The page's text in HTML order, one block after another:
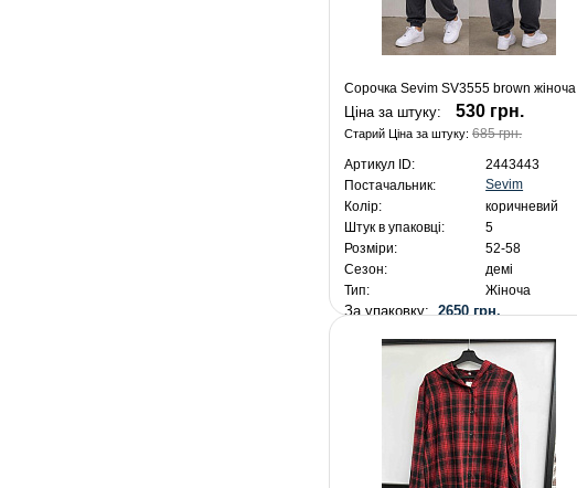
Сорочка Sevim SV3555 brown жіноча
Ціна за штуку: 530 грн.
Старий Ціна за штуку:685 грн.
Артикул ID:
2443443
Постачальник:
Sevim
Колір:
коричневий
Штук в упаковці:
5
Розміри:
52-58
Сезон:
демі
Тип:
Жіноча
За упаковку:2650 грн.